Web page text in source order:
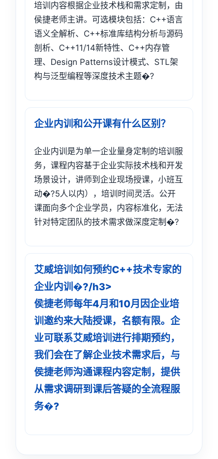
培训内容根据企业技术栈和需求定制，由
侯捷老师主讲。可选模块包括：C++语言
语义全解析、C++标准库结构分析与源码
剖析、C++11/14新特性、C++内存管
理、Design Patterns设计模式、STL架
构与泛型编程等深度技术主题�?
企业内训和公开课有什么区别？
企业内训是为单一企业量身定制的培训服
务，课程内容基于企业实际技术栈和开发
场景设计，讲师到企业现场授课，小班互
动�?5人以内），培训时间灵活。公开
课面向多个企业学员，内容标准化，无法
针对特定团队的技术需求做深度定制�?
艾威培训如何预约C++技术专家的
企业内训�?/h3>
侯捷老师每年4月和10月因企业培
训邀约来大陆授课，名额有限。企
业可联系艾威培训进行排期预约，
我们会在了解企业技术需求后，与
侯捷老师沟通课程内容定制，提供
从需求调研到课后答疑的全流程服
务�?